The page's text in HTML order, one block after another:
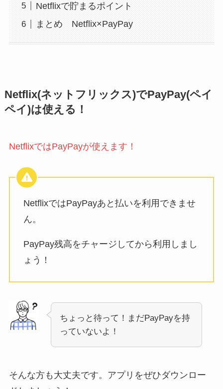
Netflixで貯まるポイント
まとめ Netflix×PayPay
Netflix(ネットフリックス)でPayPay(ペイ
ペイ)は使える！
NetflixではPayPayが使えます！
NetflixではPayPayあと払いを利用できませ
ん。
PayPay残高をチャージしてから利用しまし
ょう！
ちょっと待って！まだPayPayを持
っていないよ！
そんな方も大丈夫です。アプリをぜひダウンロー